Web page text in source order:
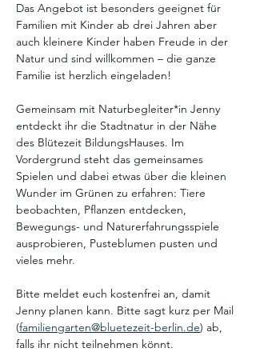
Das Angebot ist besonders geeignet für
Familien mit Kinder ab drei Jahren aber
auch kleinere Kinder haben Freude in der
Natur und sind willkommen – die ganze
Familie ist herzlich eingeladen!
Gemeinsam mit Naturbegleiter*in Jenny
entdeckt ihr die Stadtnatur in der Nähe
des Blütezeit BildungsHauses. Im
Vordergrund steht das gemeinsames
Spielen und dabei etwas über die kleinen
Wunder im Grünen zu erfahren: Tiere
beobachten, Pflanzen entdecken,
Bewegungs- und Naturerfahrungsspiele
ausprobieren, Pusteblumen pusten und
vieles mehr.
Bitte meldet euch kostenfrei an, damit
Jenny planen kann. Bitte sagt kurz per Mail
(familiengarten@bluetezeit-berlin.de) ab,
falls ihr nicht teilnehmen könnt.